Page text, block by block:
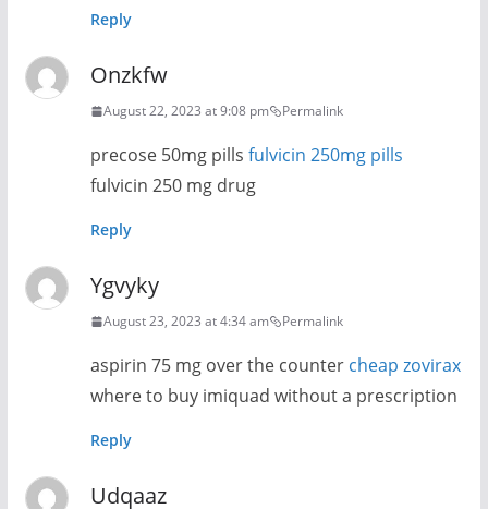
Reply
Onzkfw
August 22, 2023 at 9:08 pm Permalink
precose 50mg pills fulvicin 250mg pills
fulvicin 250 mg drug
Reply
Ygvyky
August 23, 2023 at 4:34 am Permalink
aspirin 75 mg over the counter cheap zovirax
where to buy imiquad without a prescription
Reply
Udqaaz